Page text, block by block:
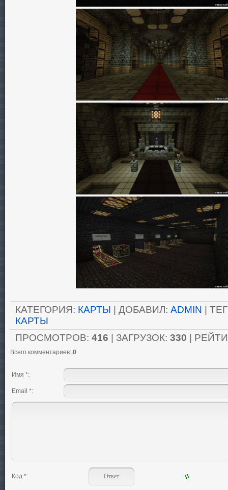
КАТЕГОРИЯ: КАРТЫ ДОБАВИЛ: ADMIN
КАРТЫ
ПРОСМОТРОВ: 416 ЗАГРУЗОК: 330
Всего комментариев: 0
Имя *:
Email *:
Код *: